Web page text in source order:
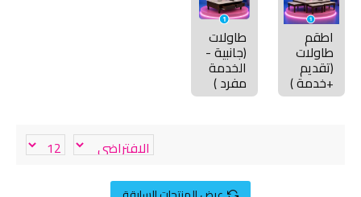
اطقم
طاولات
(تقديم
+خدمة )
طاولات
(جانبية -
الخدمة
مفرد )